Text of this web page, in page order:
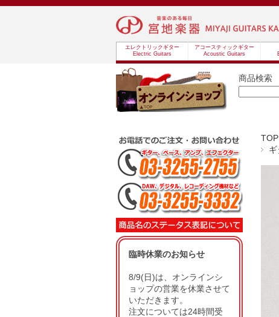
エレクトリックギター
Electric Guitars
アコースティックギター
Acoustic Guitars
商品検索
TOP
臨時休業のお知らせ
8/9(日)は、オンラインシ
ョップの営業を休業させて
いただきます。
注文については24時間受